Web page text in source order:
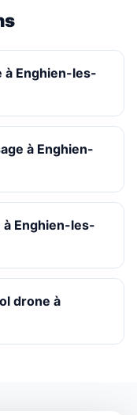
à Enghien-les-
à Enghien-
à Enghien-les-
drone à